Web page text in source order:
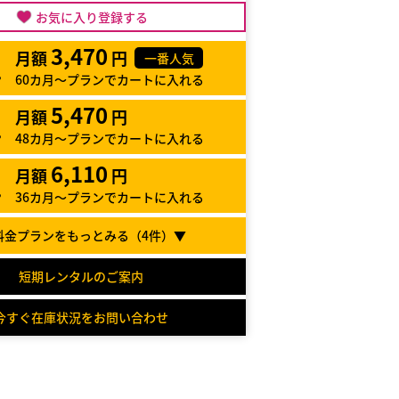
お気に入り登録する
月額3,470 円
一番人気
60カ月～プランでカートに入れる
月額5,470 円
48カ月～プランでカートに入れる
月額 6,110 円
36カ月～プランでカートに入れる
プランをもっとみる（4件）▼
短期レンタルのご案内
すぐ在庫状況をお問い合わせ